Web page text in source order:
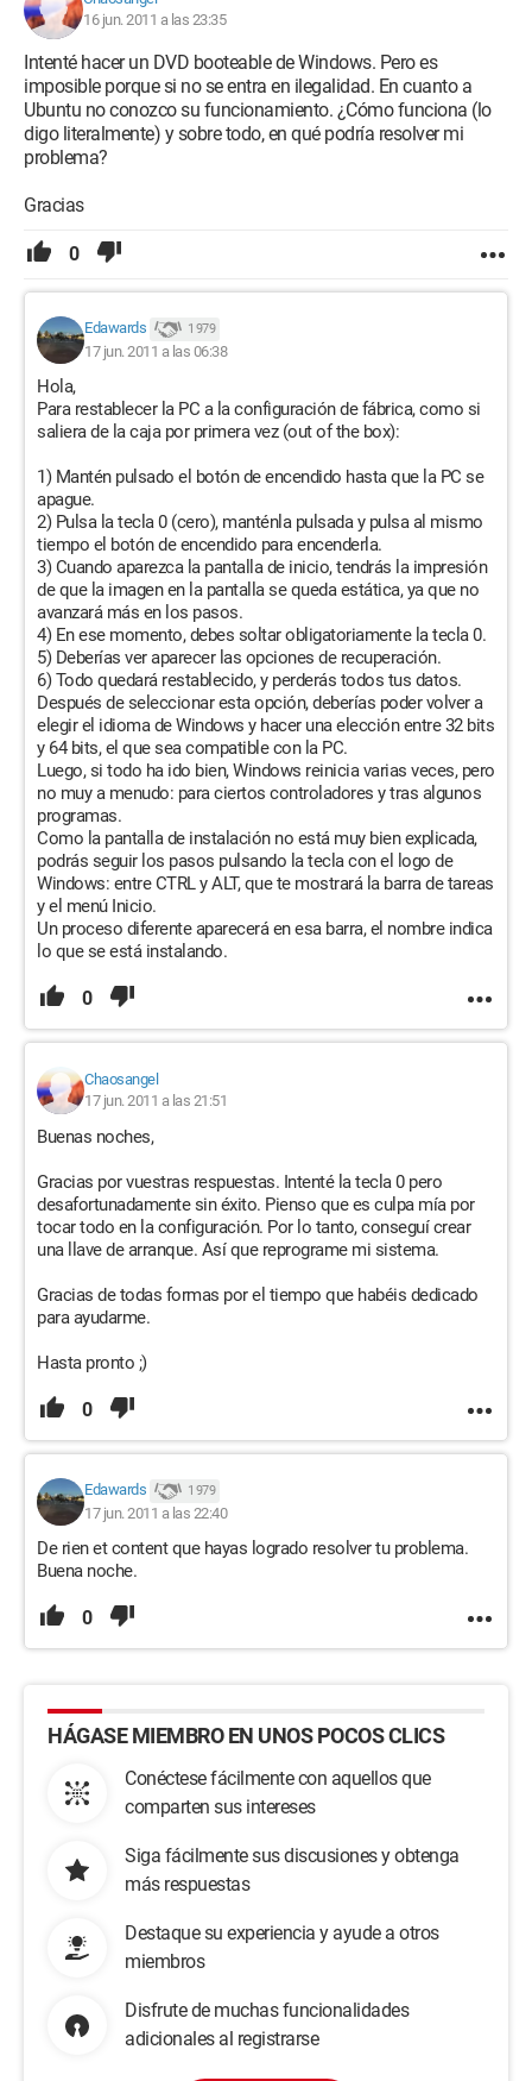
16 jun. 2011 a las 23:35
Intenté hacer un DVD booteable de Windows. Pero es
imposible porque si no se entra en ilegalidad. En cuanto a
Ubuntu no conozco su funcionamiento. ¿Cómo funciona (lo
digo literalmente) y sobre todo, en qué podría resolver mi
problema?
Gracias
0
Edawards 1 979
17 jun. 2011 a las 06:38
Hola,
Para restablecer la PC a la configuración de fábrica, como si
saliera de la caja por primera vez (out of the box):
1) Mantén pulsado el botón de encendido hasta que la PC se
apague.
2) Pulsa la tecla 0 (cero), manténla pulsada y pulsa al mismo
tiempo el botón de encendido para encenderla.
3) Cuando aparezca la pantalla de inicio, tendrás la impresión
de que la imagen en la pantalla se queda estática, ya que no
avanzará más en los pasos.
4) En ese momento, debes soltar obligatoriamente la tecla 0.
5) Deberías ver aparecer las opciones de recuperación.
6) Todo quedará restablecido, y perderás todos tus datos.
Después de seleccionar esta opción, deberías poder volver a
elegir el idioma de Windows y hacer una elección entre 32 bits
y 64 bits, el que sea compatible con la PC.
Luego, si todo ha ido bien, Windows reinicia varias veces, pero
no muy a menudo: para ciertos controladores y tras algunos
programas.
Como la pantalla de instalación no está muy bien explicada,
podrás seguir los pasos pulsando la tecla con el logo de
Windows: entre CTRL y ALT, que te mostrará la barra de tareas
y el menú Inicio.
Un proceso diferente aparecerá en esa barra, el nombre indica
lo que se está instalando.
0
Chaosangel
17 jun. 2011 a las 21:51
Buenas noches,
Gracias por vuestras respuestas. Intenté la tecla 0 pero
desafortunadamente sin éxito. Pienso que es culpa mía por
tocar todo en la configuración. Por lo tanto, conseguí crear
una llave de arranque. Así que reprograme mi sistema.
Gracias de todas formas por el tiempo que habéis dedicado
para ayudarme.
Hasta pronto ;)
0
Edawards 1 979
17 jun. 2011 a las 22:40
De rien et content que hayas logrado resolver tu problema.
Buena noche.
0
HÁGASE MIEMBRO EN UNOS POCOS CLICS
Conéctese fácilmente con aquellos que
comparten sus intereses
Siga fácilmente sus discusiones y obtenga
más respuestas
Destaque su experiencia y ayude a otros
miembros
Disfrute de muchas funcionalidades
adicionales al registrarse